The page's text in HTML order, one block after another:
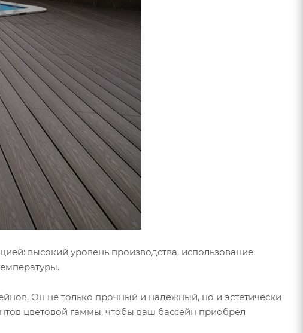
высокий уровень производства, использование
Он не только прочный и надежный, но и эстетически
цветовой гаммы, чтобы ваш бассейн приобрел